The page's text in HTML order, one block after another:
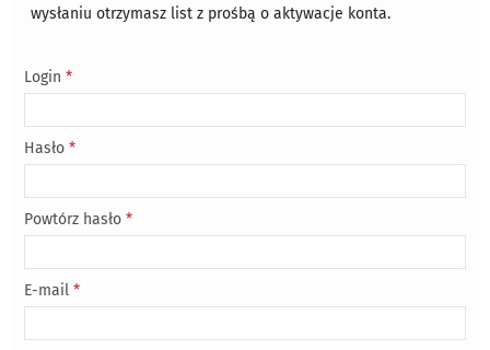
wysłaniu otrzymasz list z prośbą o aktywacje konta.
Login*
Hasło*
Powtórz hasło*
E-mail*